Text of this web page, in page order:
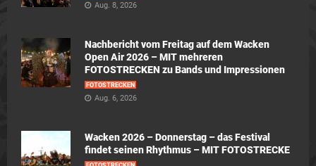
Aug. 8, 2026
Nachbericht vom Freitag auf dem Wacken
Open Air 2026 – MIT mehreren
FOTOSTRECKEN zu Bands und Impressionen
FOTOSTRECKEN
Aug. 6, 2026
Wacken 2026 – Donnerstag – das Festival
findet seinen Rhythmus – MIT FOTOSTRECKE